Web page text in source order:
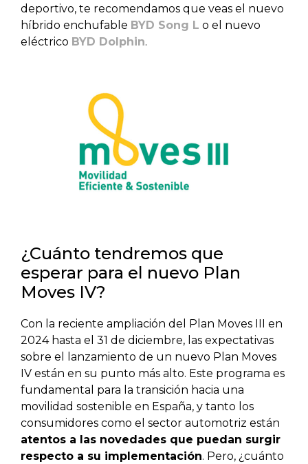
deportivo, te recomendamos que veas el nuevo
híbrido enchufable BYD Song L o el nuevo
eléctrico BYD Dolphin.
¿Cuánto tendremos que
esperar para el nuevo Plan
Moves IV?
Con la reciente ampliación del Plan Moves III en
2024 hasta el 31 de diciembre, las expectativas
sobre el lanzamiento de un nuevo Plan Moves
IV están en su punto más alto. Este programa es
fundamental para la transición hacia una
movilidad sostenible en España, y tanto los
consumidores como el sector automotriz están
atentos a las novedades que puedan surgir
respecto a su implementación. Pero, ¿cuánto